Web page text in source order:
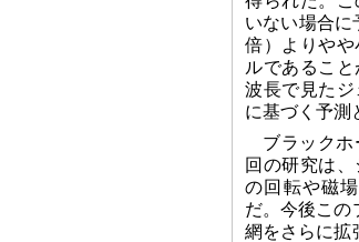
いない場合に
倍）よりや
ルであるこ
波長で見た
に基づく予測
ブラック
回の研究は
の回転や磁
だ。今後この
網をさらに拡